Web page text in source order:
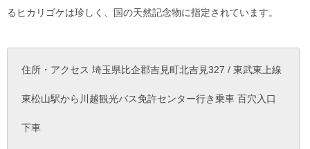
るヒカリゴケは珍しく、国の天然記念物に指定されています。
住所・アクセス 埼玉県比企郡吉見町北吉見327 / 東武東上線
東松山駅から川越観光バス免許センター行き乗車 百穴入口
下車